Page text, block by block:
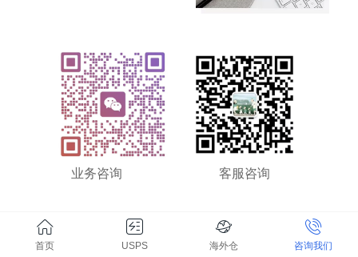
业务咨询 客服咨询
首页 USPS 海外仓 咨询我们